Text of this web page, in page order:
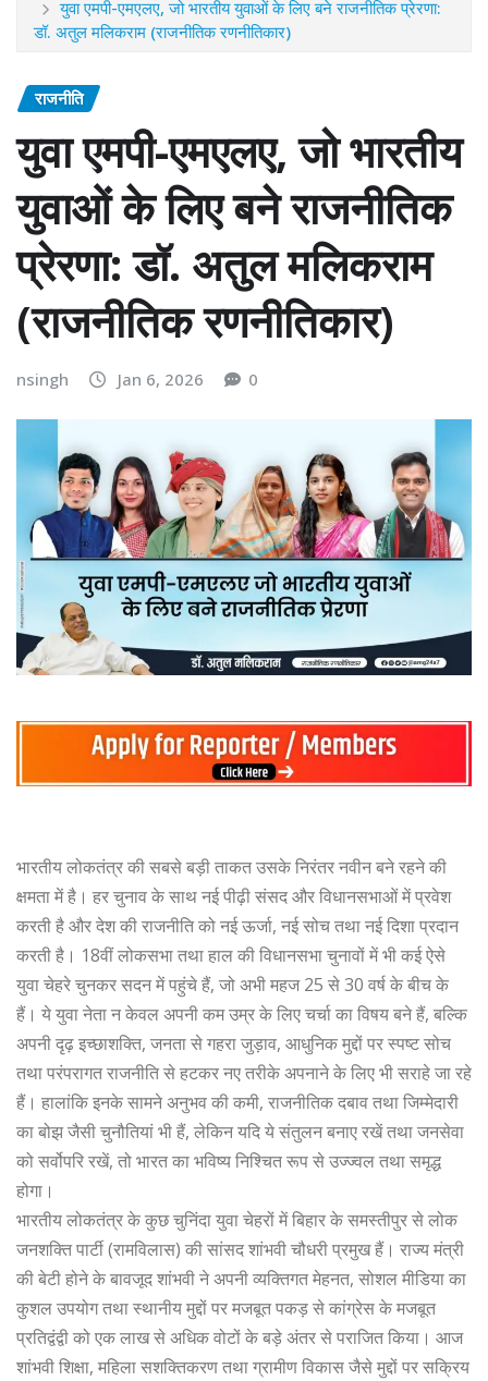
युवा एमपी-एमएलए, जो भारतीय युवाओं के लिए बने राजनीतिक प्रेरणा:
डॉ. अतुल मलिकराम (राजनीतिक रणनीतिकार)
राजनीति
युवा एमपी-एमएलए, जो भारतीय
युवाओं के लिए बने राजनीतिक
प्रेरणा: डॉ. अतुल मलिकराम
(राजनीतिक रणनीतिकार)
nsingh Jan 6, 2026 0
भारतीय लोकतंत्र की सबसे बड़ी ताकत उसके निरंतर नवीन बने रहने की
क्षमता में है। हर चुनाव के साथ नई पीढ़ी संसद और विधानसभाओं में प्रवेश
करती है और देश की राजनीति को नई ऊर्जा, नई सोच तथा नई दिशा प्रदान
करती है। 18वीं लोकसभा तथा हाल की विधानसभा चुनावों में भी कई ऐसे
युवा चेहरे चुनकर सदन में पहुंचे हैं, जो अभी महज 25 से 30 वर्ष के बीच के
हैं। ये युवा नेता न केवल अपनी कम उम्र के लिए चर्चा का विषय बने हैं, बल्कि
अपनी दृढ़ इच्छाशक्ति, जनता से गहरा जुड़ाव, आधुनिक मुद्दों पर स्पष्ट सोच
तथा परंपरागत राजनीति से हटकर नए तरीके अपनाने के लिए भी सराहे जा रहे
हैं। हालांकि इनके सामने अनुभव की कमी, राजनीतिक दबाव तथा जिम्मेदारी
का बोझ जैसी चुनौतियां भी हैं, लेकिन यदि ये संतुलन बनाए रखें तथा जनसेवा
को सर्वोपरि रखें, तो भारत का भविष्य निश्चित रूप से उज्ज्वल तथा समृद्ध
होगा।
भारतीय लोकतंत्र के कुछ चुनिंदा युवा चेहरों में बिहार के समस्तीपुर से लोक
जनशक्ति पार्टी (रामविलास) की सांसद शांभवी चौधरी प्रमुख हैं। राज्य मंत्री
की बेटी होने के बावजूद शांभवी ने अपनी व्यक्तिगत मेहनत, सोशल मीडिया का
कुशल उपयोग तथा स्थानीय मुद्दों पर मजबूत पकड़ से कांग्रेस के मजबूत
प्रतिद्वंद्वी को एक लाख से अधिक वोटों के बड़े अंतर से पराजित किया। आज
शांभवी शिक्षा, महिला सशक्तिकरण तथा ग्रामीण विकास जैसे मुद्दों पर सक्रिय